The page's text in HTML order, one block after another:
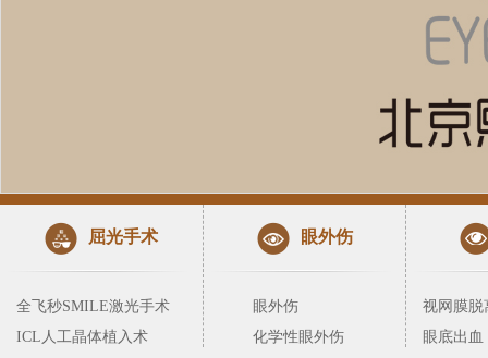
屈光手术
全飞秒SMILE激光手术
ICL人工晶体植入术
眼外伤
眼外伤
化学性眼外伤
视网膜脱
眼底出血